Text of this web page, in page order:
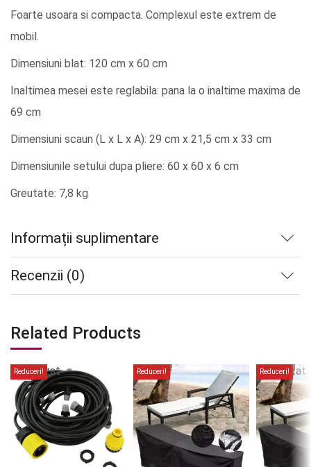
Foarte usoara si compacta. Complexul este extrem de
mobil.
Dimensiuni blat: 120 cm x 60 cm
Inaltimea mesei este reglabila: pana la o inaltime maxima de
69 cm
Dimensiuni scaun (L x L x A): 29 cm x 21,5 cm x 33 cm
Dimensiunile setului dupa pliere: 60 x 60 x 6 cm
Greutate: 7,8 kg
Informații suplimentare
Recenzii (0)
Related Products
Reduceri!
epuizat
Reduceri! Reduceri!
epuizat